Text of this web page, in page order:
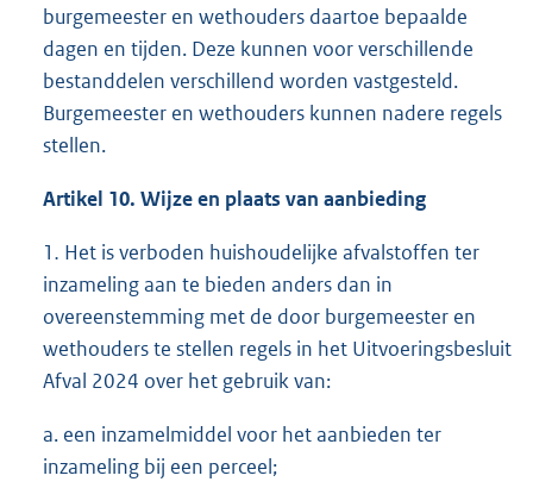
burgemeester en wethouders daartoe bepaalde
dagen en tijden. Deze kunnen voor verschillende
bestanddelen verschillend worden vastgesteld.
Burgemeester en wethouders kunnen nadere regels
stellen.
Artikel 10. Wijze en plaats van aanbieding
1. Het is verboden huishoudelijke afvalstoffen ter
inzameling aan te bieden anders dan in
overeenstemming met de door burgemeester en
wethouders te stellen regels in het Uitvoeringsbesluit
Afval 2024 over het gebruik van:
a. een inzamelmiddel voor het aanbieden ter
inzameling bij een perceel;